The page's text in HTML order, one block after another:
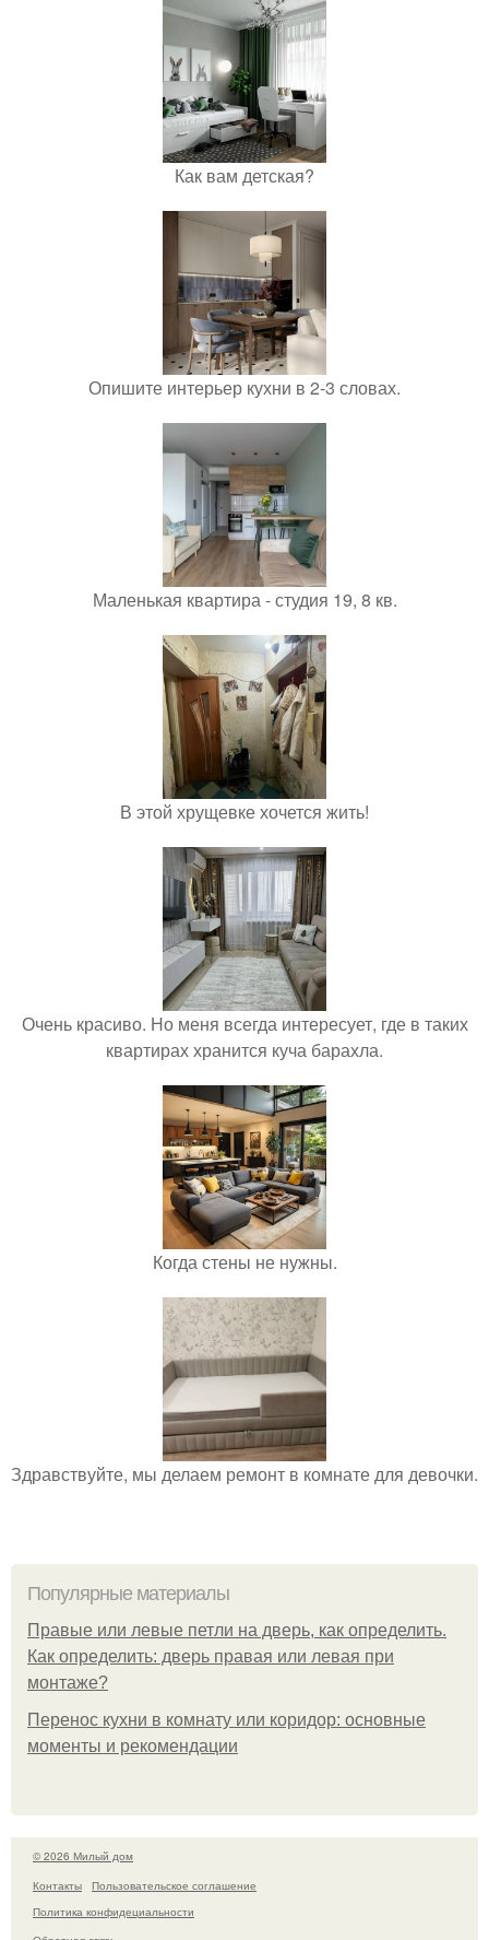
Как вам детская?
Опишите интерьер кухни в 2-3 словах.
Маленькая квартира - студия 19, 8 кв.
В этой хрущевке хочется жить!
Очень красиво. Но меня всегда интересует, где в таких
квартирах хранится куча барахла.
Когда стены не нужны.
Здравствуйте, мы делаем ремонт в комнате для девочки.
Популярные материалы
Правые или левые петли на дверь, как определить.
Как определить: дверь правая или левая при
монтаже?
Перенос кухни в комнату или коридор: основные
моменты и рекомендации
© 2026 Милый дом
Контакты
Пользовательское соглашение
Политика конфидециальности